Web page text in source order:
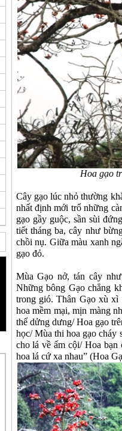
Hoa gạo
Cây gạo lúc nhỏ thường
nhất định mới trổ những
gạo gầy guộc, sần sùi
tiết tháng ba, cây như
chồi nụ. Giữa màu xanh
gạo đỏ.
Mùa Gạo nở, tán cây
Những bông Gạo chẳng
trong gió. Thân Gạo xù
hoa mềm mại, mịn màng
thể dửng dưng/ Hoa gạo
học/ Mùa thi hoa gạo cháy
cho lá về ấm cội/ Hoa
hoa lá cứ xa nhau” (Hoa